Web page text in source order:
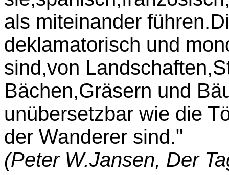
als miteinander
deklamatorisch und
sind,von
Bächen,Gräsern und
unübersetzbar wie die
der Wanderer sind."
(Peter W.Jansen, Der